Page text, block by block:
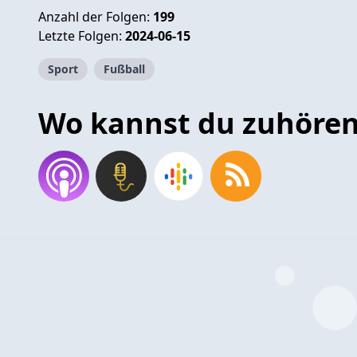
Anzahl der Folgen: 199
Letzte Folgen: 2024-06-15
Sport Fußball
Wo kannst du